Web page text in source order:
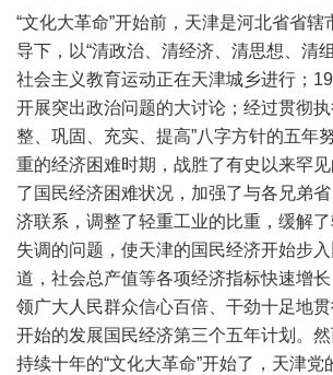
“文化大革命”开始前，天津是河北省省辖
导下，以“清政治、清经济、清思想、清
社会主义教育运动正在天津城乡进行；
开展突出政治问题的大讨论；经过贯彻执
整、巩固、充实、提高”八字方针的五年
重的经济困难时期，战胜了有史以来罕
了国民经济困难状况，加强了与各兄弟
济联系，调整了轻重工业的比重，缓解
失调的问题，使天津的国民经济开始步
道，社会总产值等各项经济指标快速增
领广大人民群众信心百倍、干劲十足地
开始的发展国民经济第三个五年计划。
持续十年的“文化大革命”开始了，天津党